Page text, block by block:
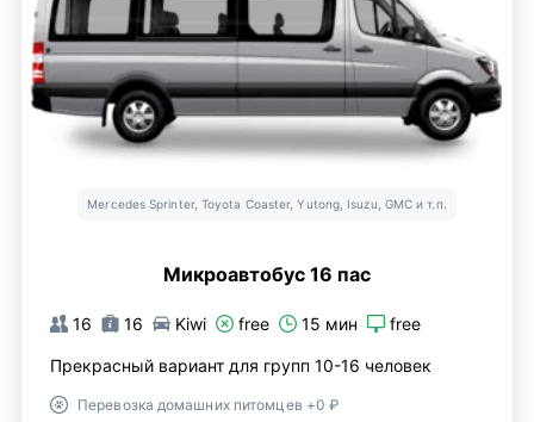
Mercedes Sprinter, Toyota Coaster, Yutong, Isuzu, GMC и т.п.
Микроавтобус 16 пас
16 16 Kiwi free 15 мин free
Прекрасный вариант для групп 10-16 человек
Перевозка домашних питомцев +0 ₽